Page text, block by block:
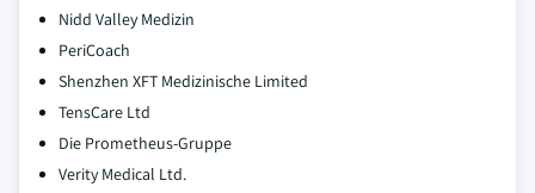
Nidd Valley Medizin
PeriCoach
Shenzhen XFT Medizinische Limited
TensCare Ltd
Die Prometheus-Gruppe
Verity Medical Ltd.